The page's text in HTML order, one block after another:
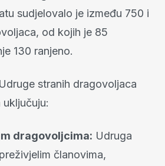
sudjelovalo je između 750 i
od kojih je 85
130 ranjeno.
stranih dragovoljaca
dragovoljcima: Udruga
članovima,